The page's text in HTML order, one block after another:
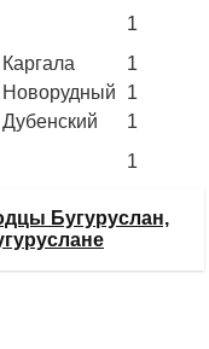
1
1
Новорудный
1
1
1
Бугуруслан,